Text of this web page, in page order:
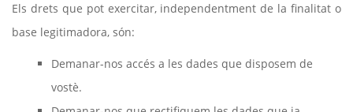
Els drets que pot exercitar, independentment de la finalitat o
base legitimadora, són:
Demanar-nos accés a les dades que disposem de
vostè.